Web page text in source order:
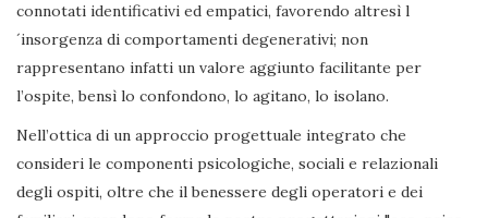
connotati identificativi ed empatici, favorendo altresì l
´insorgenza di comportamenti degenerativi; non
rappresentano infatti un valore aggiunto facilitante per
l’ospite, bensì lo confondono, lo agitano, lo isolano.
Nell’ottica di un approccio progettuale integrato che
consideri le componenti psicologiche, sociali e relazionali
degli ospiti, oltre che il benessere degli operatori e dei